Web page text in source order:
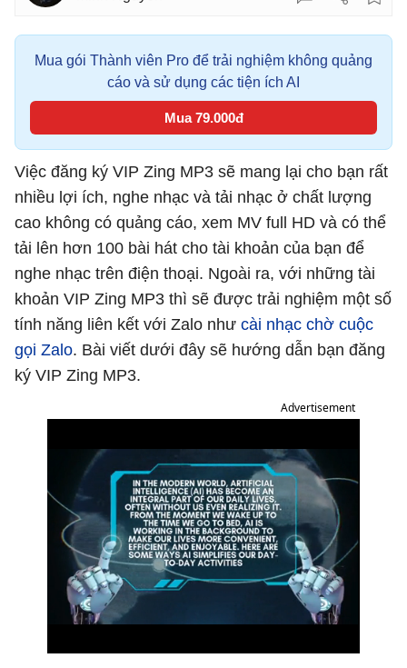
Mua gói Thành viên Pro để trải nghiệm không quảng
cáo và sử dụng các tiện ích AI
Mua 79.000đ
Việc đăng ký VIP Zing MP3 sẽ mang lại cho bạn rất
nhiều lợi ích, nghe nhạc và tải nhạc ở chất lượng
cao không có quảng cáo, xem MV full HD và có thể
tải lên hơn 100 bài hát cho tài khoản của bạn để
nghe nhạc trên điện thoại. Ngoài ra, với những tài
khoản VIP Zing MP3 thì sẽ được trải nghiệm một số
tính năng liên kết với Zalo như cài nhạc chờ cuộc
gọi Zalo. Bài viết dưới đây sẽ hướng dẫn bạn đăng
ký VIP Zing MP3.
Advertisement